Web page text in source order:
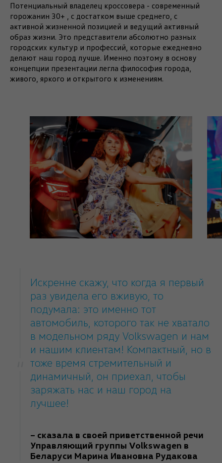
Потенциальный владелец кроссовера - современный
горожанин 30+ , с достатком выше среднего, с
активной жизненной позицией и ведущий активный
образ жизни. Это представители абсолютно разных
городских культур и профессий, которые ежедневно
делают наш город лучше. Именно поэтому в основу
концепции презентации легла философия города,
живого, яркого и открытого к изменениям.
Искренне скажу, что когда я первый
раз увидела его вживую, то
подумала: это именно тот
автомобиль, которого так не хватало
в модельном ряду Volkswagen и нам
и нашим клиентам! Компактный, но в
тоже время стремительный и
динамичный, он приехал, чтобы
заряжать нас и наш город на
лучшее!
– сказала в своей приветственной речи
Управляющий группы Volkswagen в
Беларуси Марина Ивановна Рудакова